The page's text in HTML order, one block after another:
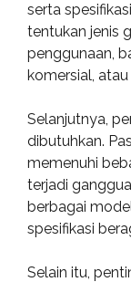
serta
tentukan jenis
penggunaan,
komersial, atau
Selanjutnya,
dibutuhkan.
memenuhi
terjadi
berbagai
spesifikasi
Selain itu,